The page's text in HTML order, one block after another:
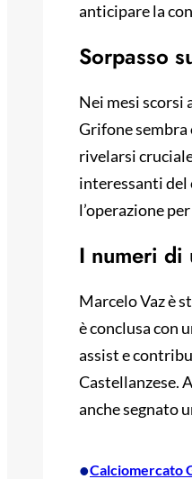
anticipare la
Sorpasso
Nei mesi scorsi
Grifone sembra
rivelarsi
interessanti del
l’operazione
I numeri di
Marcelo Vaz è
è conclusa con
assist e
Castellanzese.
anche segnato
•Calciomercato